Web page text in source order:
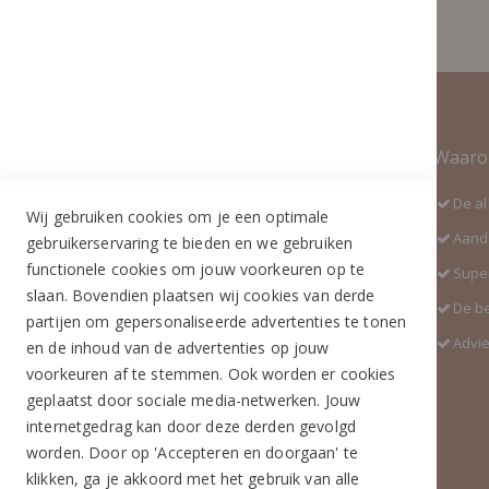
Industrieweg 3 GH
5688 DP Oirschot
Telefoon:
+31 (0)499 377 311
WhatsApp:
+31 (0)6 291 00 419 (nieuw nummer)
E-mail:
info@ruiterstad.nl
Openingstijden:
De
De
Wij gebruiken cookies om je een optimale
gebruikerservaring te bieden en we gebruiken
functionele cookies om jouw voorkeuren op te
slaan. Bovendien plaatsen wij cookies van derde
partijen om gepersonaliseerde advertenties te tonen
en de inhoud van de advertenties op jouw
voorkeuren af te stemmen. Ook worden er cookies
geplaatst door sociale media-netwerken. Jouw
internetgedrag kan door deze derden gevolgd
worden. Door op 'Accepteren en doorgaan' te
klikken, ga je akkoord met het gebruik van alle